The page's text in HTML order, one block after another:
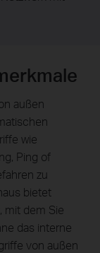
außen
wie
Ping of
zu
bietet
mit dem Sie
das interne
von außen